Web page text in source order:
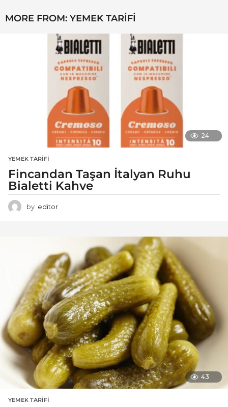
MORE FROM: YEMEK TARIFI
24
YEMEK TARIFI
Fincandan Taşan İtalyan Ruhu
Bialetti Kahve
by editor
43
YEMEK TARIFI